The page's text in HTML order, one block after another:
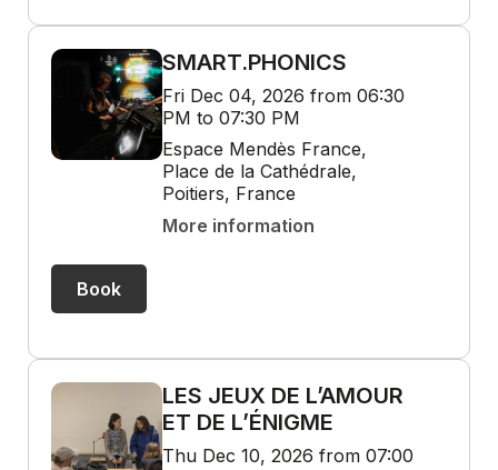
SMART.PHONICS
Fri Dec 04, 2026 from 06:30
PM to 07:30 PM
Espace Mendès France,
Place de la Cathédrale,
Poitiers, France
More information
Book
LES JEUX DE L’AMOUR
ET DE L’ÉNIGME
Thu Dec 10, 2026 from 07:00